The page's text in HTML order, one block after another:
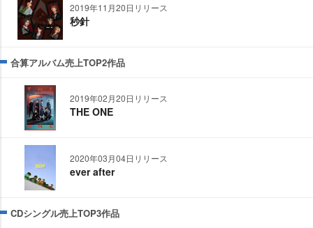
2019年11月20日リリース
秒針
合算アルバム売上TOP2作品
2019年02月20日リリース
THE ONE
2020年03月04日リリース
ever after
CDシングル売上TOP3作品